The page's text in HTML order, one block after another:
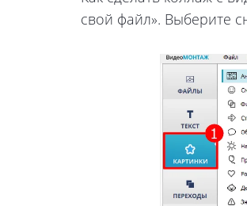
свой файл». Выберите